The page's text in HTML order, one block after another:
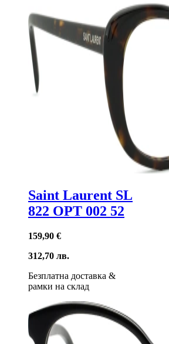
Saint Laurent SL
822 OPT 002 52
159,90 €
312,70 лв.
Безплатна доставка &
рамки на склад